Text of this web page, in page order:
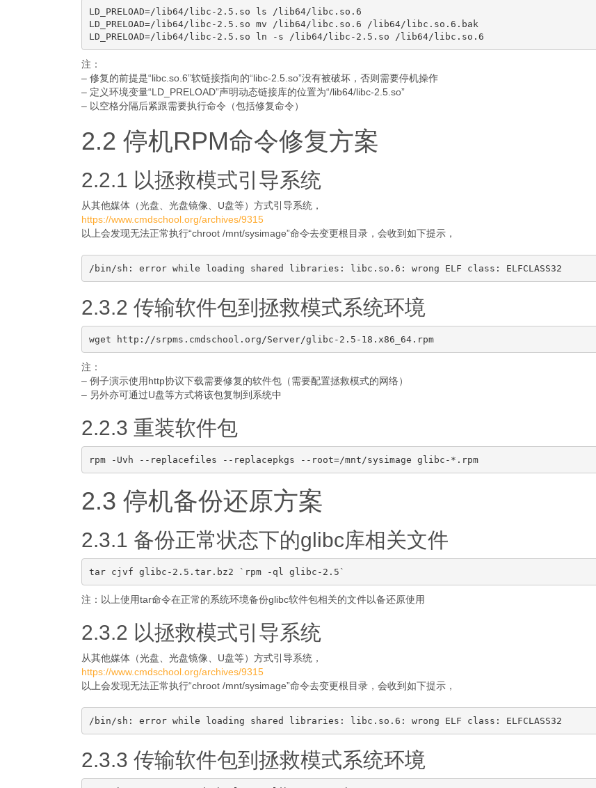
LD_PRELOAD=/lib64/libc-2.5.so ls /lib64/libc.so.6
LD_PRELOAD=/lib64/libc-2.5.so mv /lib64/libc.so.6 /lib64/libc.so.6.bak
注：
– 修复的前提是“libc.so.6”软链接指向的“libc-2.5.so”没有被破坏，否则需要停机操作
– 定义环境变量“LD_PRELOAD”声明动态链接库的位置为“/lib64/libc-2.5.so”
– 以空格分隔后紧跟需要执行命令（包括修复命令）
2.2 停机RPM命令修复方案
2.2.1 以拯救模式引导系统
从其他媒体（光盘、光盘镜像、U盘等）方式引导系统，
https://www.cmdschool.org/archives/9315
以上会发现无法正常执行“chroot /mnt/sysimage”命令去变更根目录，会收到如下提示，
2.3.2 传输软件包到拯救模式系统环境
wget http://srpms.cmdschool.org/Server/glibc-2.5-18.x86_64.rpm
注：
– 例子演示使用http协议下载需要修复的软件包（需要配置拯救模式的网络）
– 另外亦可通过U盘等方式将该包复制到系统中
2.2.3 重装软件包
rpm -Uvh --replacefiles --replacepkgs --root=/mnt/sysimage glibc-*.rpm
2.3 停机备份还原方案
2.3.1 备份正常状态下的glibc库相关文件
注：以上使用tar命令在正常的系统环境备份glibc软件包相关的文件以备还原使用
2.3.2 以拯救模式引导系统
从其他媒体（光盘、光盘镜像、U盘等）方式引导系统，
https://www.cmdschool.org/archives/9315
以上会发现无法正常执行“chroot /mnt/sysimage”命令去变更根目录，会收到如下提示，
2.3.3 传输软件包到拯救模式系统环境